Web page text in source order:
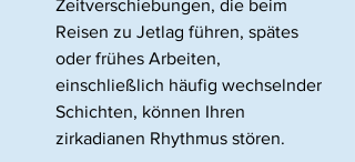
Zeitverschiebungen, die beim
Reisen zu Jetlag führen, spätes
oder frühes Arbeiten,
einschließlich häufig wechselnder
Schichten, können Ihren
zirkadianen Rhythmus stören.